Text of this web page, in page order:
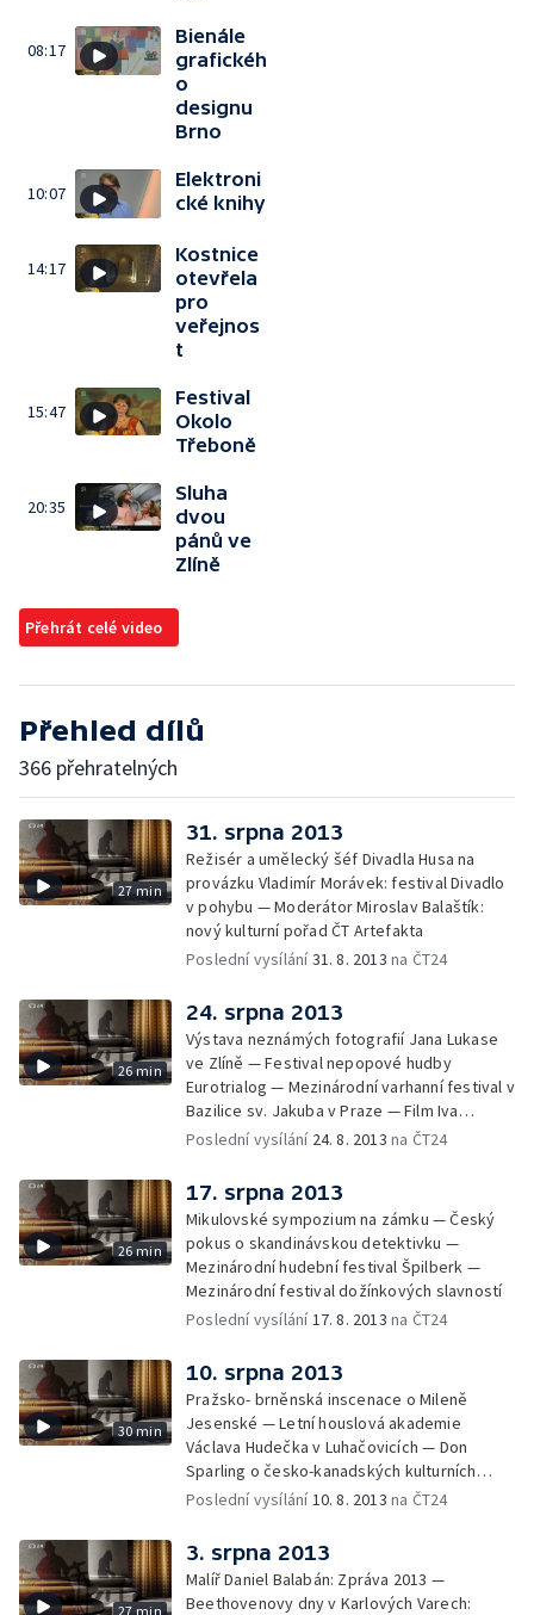
08:17
Bienále
grafickéh
o
designu
Brno
10:07
Elektroni
cké knihy
14:17
Kostnice
otevřela
pro
veřejnos
t
15:47
Festival
Okolo
Třeboně
20:35
Sluha
dvou
pánů ve
Zlíně
Přehrát celé video
Přehled dílů
366 přehratelných
27 min
31. srpna 2013
Režisér a umělecký šéf Divadla Husa na
provázku Vladimír Morávek: festival Divadlo
v pohybu — Moderátor Miroslav Balaštík:
nový kulturní pořad ČT Artefakta
Poslední vysílání31. 8. 2013 na ČT24
26 min
24. srpna 2013
Výstava neznámých fotografií Jana Lukase
ve Zlíně — Festival nepopové hudby
Eurotrialog — Mezinárodní varhanní festival v
Bazilice sv. Jakuba v Praze — Film Iva
Bystřičana Mých posledních 150 000 cigaret
Poslední vysílání 24. 8. 2013 na ČT24
26 min
17. srpna 2013
Mikulovské sympozium na zámku — Český
pokus o skandinávskou detektivku —
Mezinárodní hudební festival Špilberk —
Mezinárodní festival dožínkových slavností
Poslední vysílání 17. 8. 2013 na ČT24
30 min
10. srpna 2013
Pražsko- brněnská inscenace o Mileně
Jesenské — Letní houslová akademie
Václava Hudečka v Luhačovicích — Don
Sparling o česko-kanadských kulturních
vztazích — Zermřel režisér Jiří Krejčík
Poslední vysílání 10. 8. 2013 na ČT24
27 min
3. srpna 2013
Malíř Daniel Balabán: Zpráva 2013 —
Beethovenovy dny v Karlových Varech: